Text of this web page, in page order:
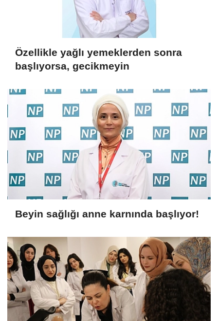
Özellikle yağlı yemeklerden sonra
başlıyorsa, gecikmeyin
Beyin sağlığı anne karnında başlıyor!